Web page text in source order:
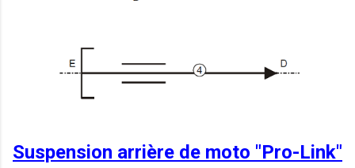
Suspension arrière de moto "Pro-Link"